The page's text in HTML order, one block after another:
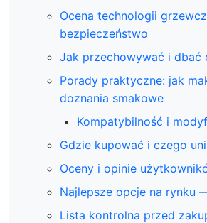
Ocena technologii
bezpieczeństwo
Jak przechowywać i dbać
Porady praktyczne: jak
doznania smakowe
Kompatybilność i
Gdzie kupować i czego
Oceny i opinie
Najlepsze opcje na rynku
Lista kontrolna przed